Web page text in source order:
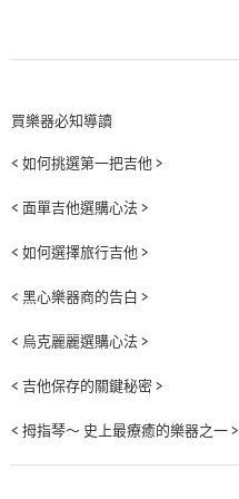
買樂器必知導讀
< 如何挑選第一把吉他 >
< 面單吉他選購心法 >
< 如何選擇旅行吉他 >
< 黑心樂器商的告白 >
< 烏克麗麗選購心法 >
< 吉他保存的關鍵秘密 >
< 拇指琴～ 史上最療癒的樂器之一 >